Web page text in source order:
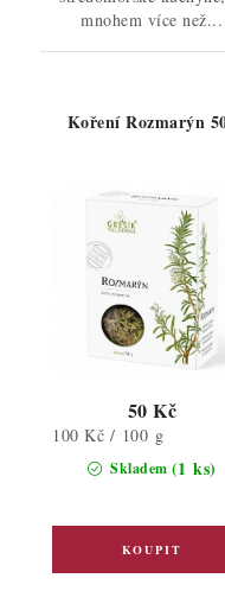
mnohem více než...
Koření Rozmarýn
Skladem (1 ks)
50 Kč
Měrná
100 Kč / 100 g